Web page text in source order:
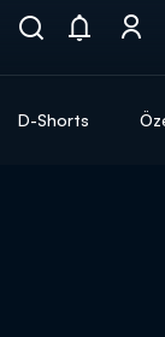
D-Shorts